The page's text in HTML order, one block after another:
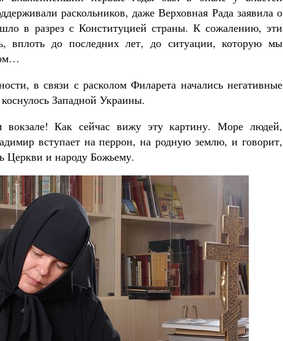
раскольников, даже Верховная Рада заявила о
в разрез с Конституцией страны. К сожалению, эти
вплоть до последних лет, до ситуации, которую мы
в связи с расколом Филарета начались негативные
Западной Украины.
вокзале! Как сейчас вижу эту картину. Море людей,
вступает на перрон, на родную землю, и говорит,
Церкви и народу Божьему.